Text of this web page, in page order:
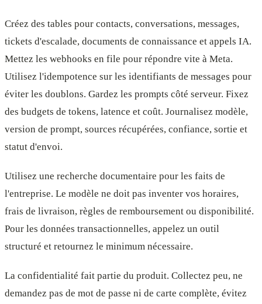
Créez des tables pour contacts, conversations, messages,
tickets d'escalade, documents de connaissance et appels IA.
Mettez les webhooks en file pour répondre vite à Meta.
Utilisez l'idempotence sur les identifiants de messages pour
éviter les doublons. Gardez les prompts côté serveur. Fixez
des budgets de tokens, latence et coût. Journalisez modèle,
version de prompt, sources récupérées, confiance, sortie et
statut d'envoi.
Utilisez une recherche documentaire pour les faits de
l'entreprise. Le modèle ne doit pas inventer vos horaires,
frais de livraison, règles de remboursement ou disponibilité.
Pour les données transactionnelles, appelez un outil
structuré et retournez le minimum nécessaire.
La confidentialité fait partie du produit. Collectez peu, ne
demandez pas de mot de passe ni de carte complète, évitez